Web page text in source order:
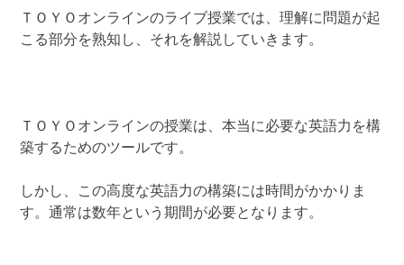
ＴＯＹＯオンラインのライブ授業では、理解に問題が起
こる部分を熟知し、それを解説していきます。
ＴＯＹＯオンラインの授業は、本当に必要な英語力を構
築するためのツールです。
しかし、この高度な英語力の構築には時間がかかりま
す。通常は数年という期間が必要となります。